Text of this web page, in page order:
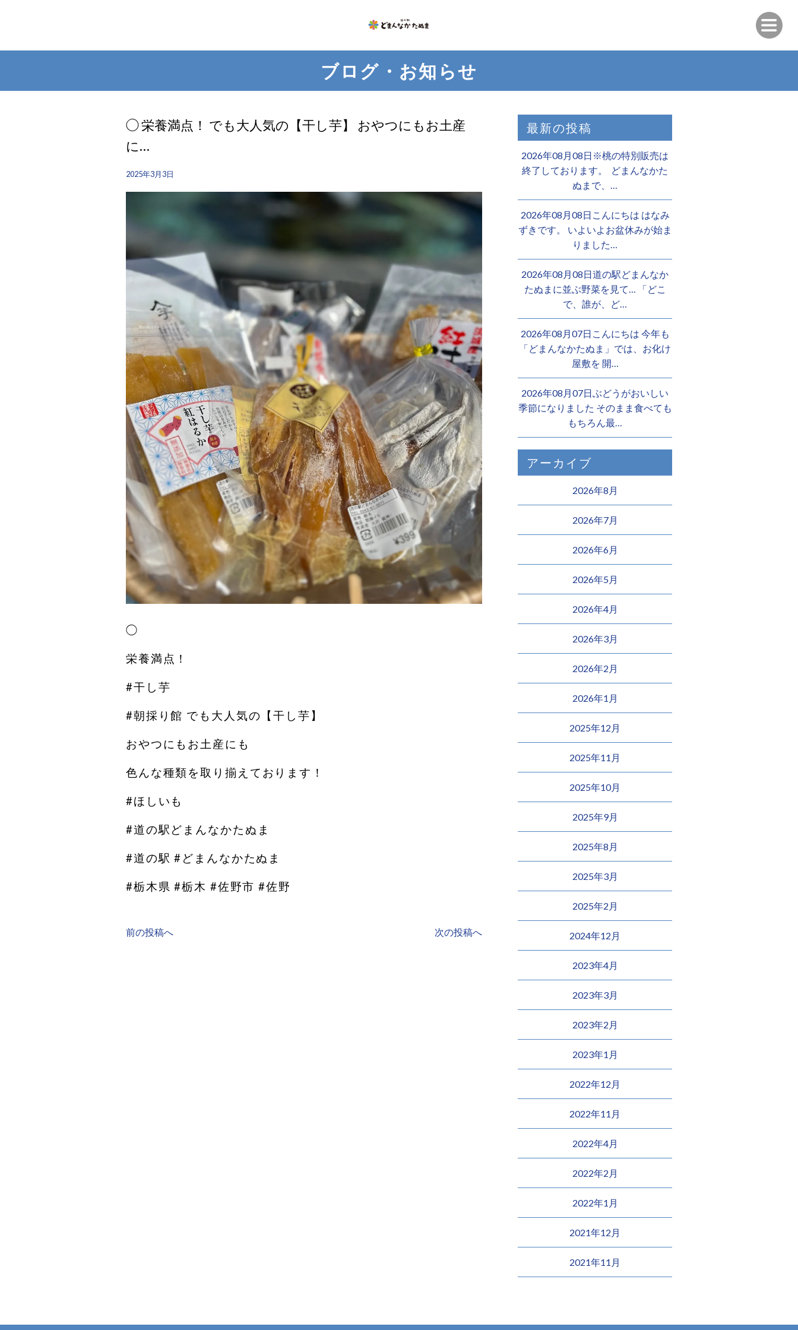
ブログ・お知らせ
◯ 栄養満点！ でも大人気の【干し芋】 おやつにもお土産
に…
2025年3月3日
◯
栄養満点！
#干し芋
#朝採り館 でも大人気の【干し芋】
おやつにもお土産にも
色んな種類を取り揃えております！
#ほしいも
#道の駅どまんなかたぬま
#道の駅 #どまんなかたぬま
#栃木県 #栃木 #佐野市 #佐野
前の投稿へ 次の投稿へ
最新の投稿
2026年08月08日※桃の特別販売は
終了しております。 ️ どまんなかた
ぬまで、…
2026年08月08日こんにちは はなみ
ずきです。 いよいよお盆休みが始ま
りました…
2026年08月08日道の駅どまんなか
たぬまに並ぶ野菜を見て… 「どこ
で、誰が、ど…
2026年08月07日こんにちは 今年も
「どまんなかたぬま」では、お化け
屋敷を 開…
2026年08月07日ぶどうがおいしい
季節になりました そのまま食べても
もちろん最…
アーカイブ
2026年8月
2026年7月
2026年6月
2026年5月
2026年4月
2026年3月
2026年2月
2026年1月
2025年12月
2025年11月
2025年10月
2025年9月
2025年8月
2025年3月
2025年2月
2024年12月
2023年4月
2023年3月
2023年2月
2023年1月
2022年12月
2022年11月
2022年4月
2022年2月
2022年1月
2021年12月
2021年11月